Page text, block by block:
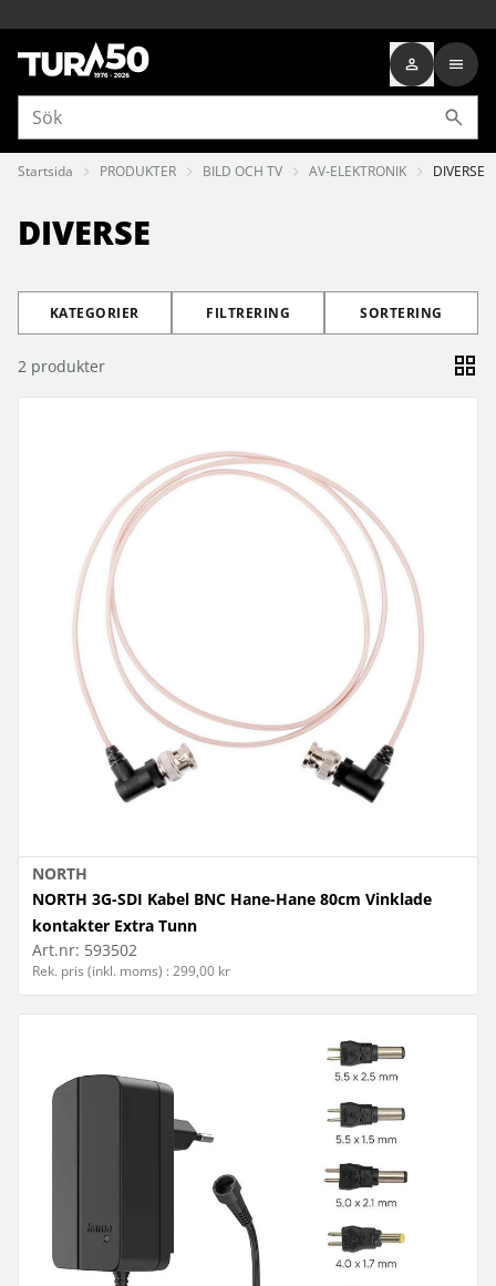
Startsida PRODUKTER BILD OCH TV AV-ELEKTRONIK DIVERSE
DIVERSE
KATEGORIER FILTRERING SORTERING
2 produkter
NORTH
NORTH 3G-SDI Kabel BNC Hane-Hane 80cm Vinklade
kontakter Extra Tunn
Art.nr: 593502
Rek. pris (inkl. moms) : 299,00 kr